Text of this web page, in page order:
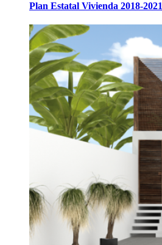
Plan Estatal Vivienda 2018-2021